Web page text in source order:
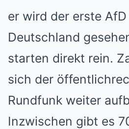
er wird der erste
Deutschland
starten direkt rein.
sich der
Rundfunk weiter
Inzwischen gibt es